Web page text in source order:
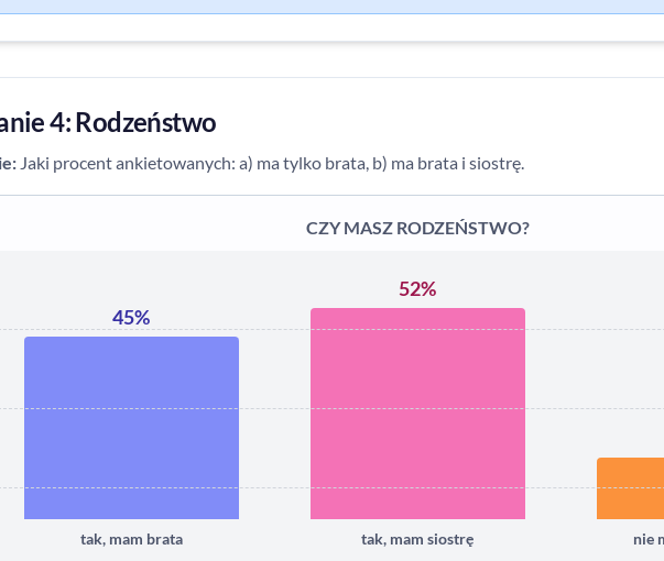
4: Rodzeństwo
Jaki procent ankietowanych: a) ma tylko brata, b) ma brata i siostrę.
CZY MASZ RODZEŃSTWO?
45%
tak, mam brata
52%
tak, mam siostrę nie